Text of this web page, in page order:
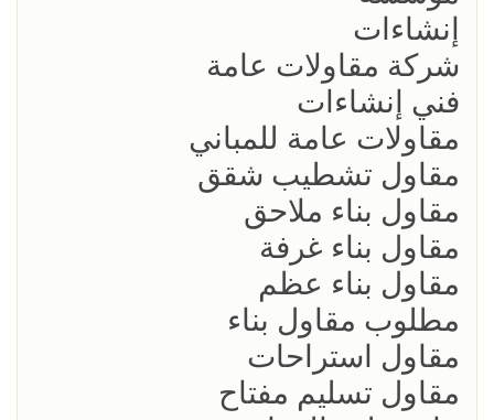
إنشاءات
شركة مقاولات عامة
فني إنشاءات
مقاولات عامة للمباني
مقاول تشطيب شقق
مقاول بناء ملاحق
مقاول بناء غرفة
مقاول بناء عظم
مطلوب مقاول بناء
مقاول استراحات
مقاول تسليم مفتاح